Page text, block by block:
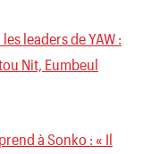
leaders de YAW :
Nit, Eumbeul
à Sonko : « Il